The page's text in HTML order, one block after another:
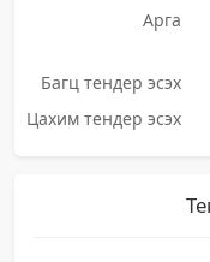
Арга
Багц тендер эсэх
Цахим тендер эсэх